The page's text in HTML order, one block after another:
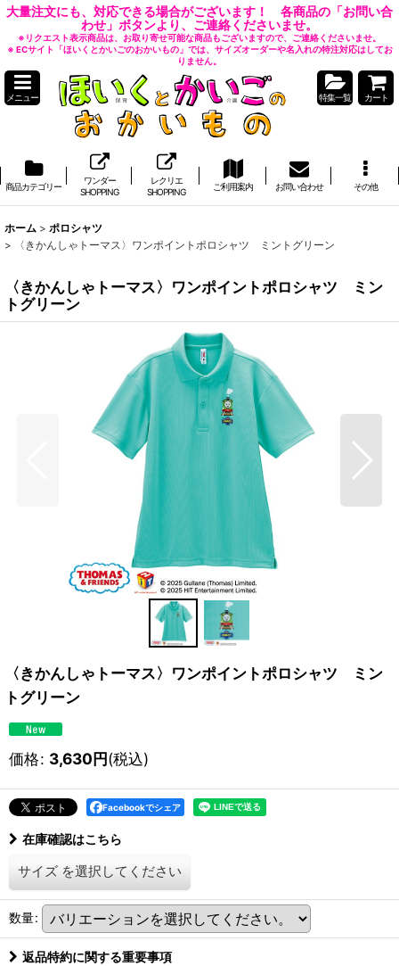
大量注文にも、対応できる場合がございます！ 各商品の「お問い合
わせ」ボタンより、ご連絡くださいませ。
※リクエスト表示商品は、お取り寄せ可能な商品もございますので、ご連絡くださいませ。
※ ECサイト「ほいくとかいごのおかいもの」では、サイズオーダーや名入れの特注対応はしてお
りません。
メニュー 特集一覧 カート
商品カテゴリー
ワンダー
SHOPPING
レクリエ
SHOPPING
ご利用案内 お問い合わせ その他
ホーム > ポロシャツ
>
〈きかんしゃトーマス〉ワンポイントポロシャツ ミントグリーン
〈きかんしゃトーマス〉ワンポイントポロシャツ ミン
トグリーン
〈きかんしゃトーマス〉ワンポイントポロシャツ ミン
トグリーン
価格: 3,630円(税込)
Facebookでシェア
在庫確認はこちら
サイズ を選択してください
数量:
返品特約に関する重要事項